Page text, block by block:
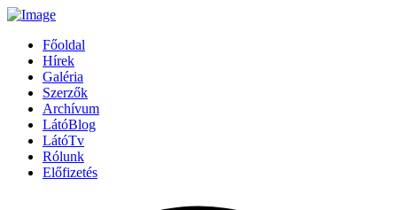
Főoldal
Hírek
Galéria
Szerzők
Archívum
LátóBlog
LátóTv
Rólunk
Előfizetés